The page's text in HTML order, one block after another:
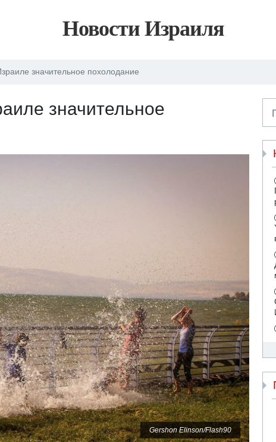
Новости Израиля
значительное похолодание
значительное
Gershon Elinson/Flash90